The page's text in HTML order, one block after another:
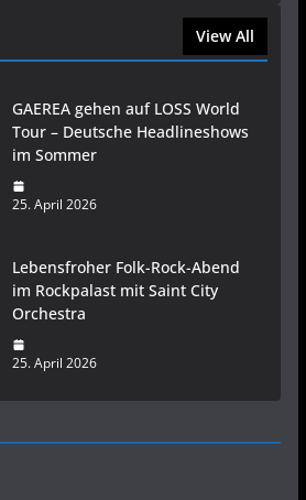
View All
GAEREA gehen auf LOSS World
Tour – Deutsche Headlineshows
im Sommer
25. April 2026
Lebensfroher Folk-Rock-Abend
im Rockpalast mit Saint City
Orchestra
25. April 2026